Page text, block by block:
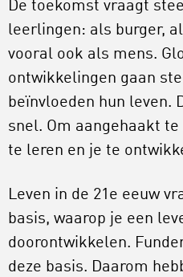
De toekomst vraagt
leerlingen: als burger,
vooral ook als mens.
ontwikkelingen gaan
beïnvloeden hun leven.
snel. Om aangehaakt
te leren en je te
Leven in de 21e eeuw
basis, waarop je een
doorontwikkelen.
deze basis. Daarom